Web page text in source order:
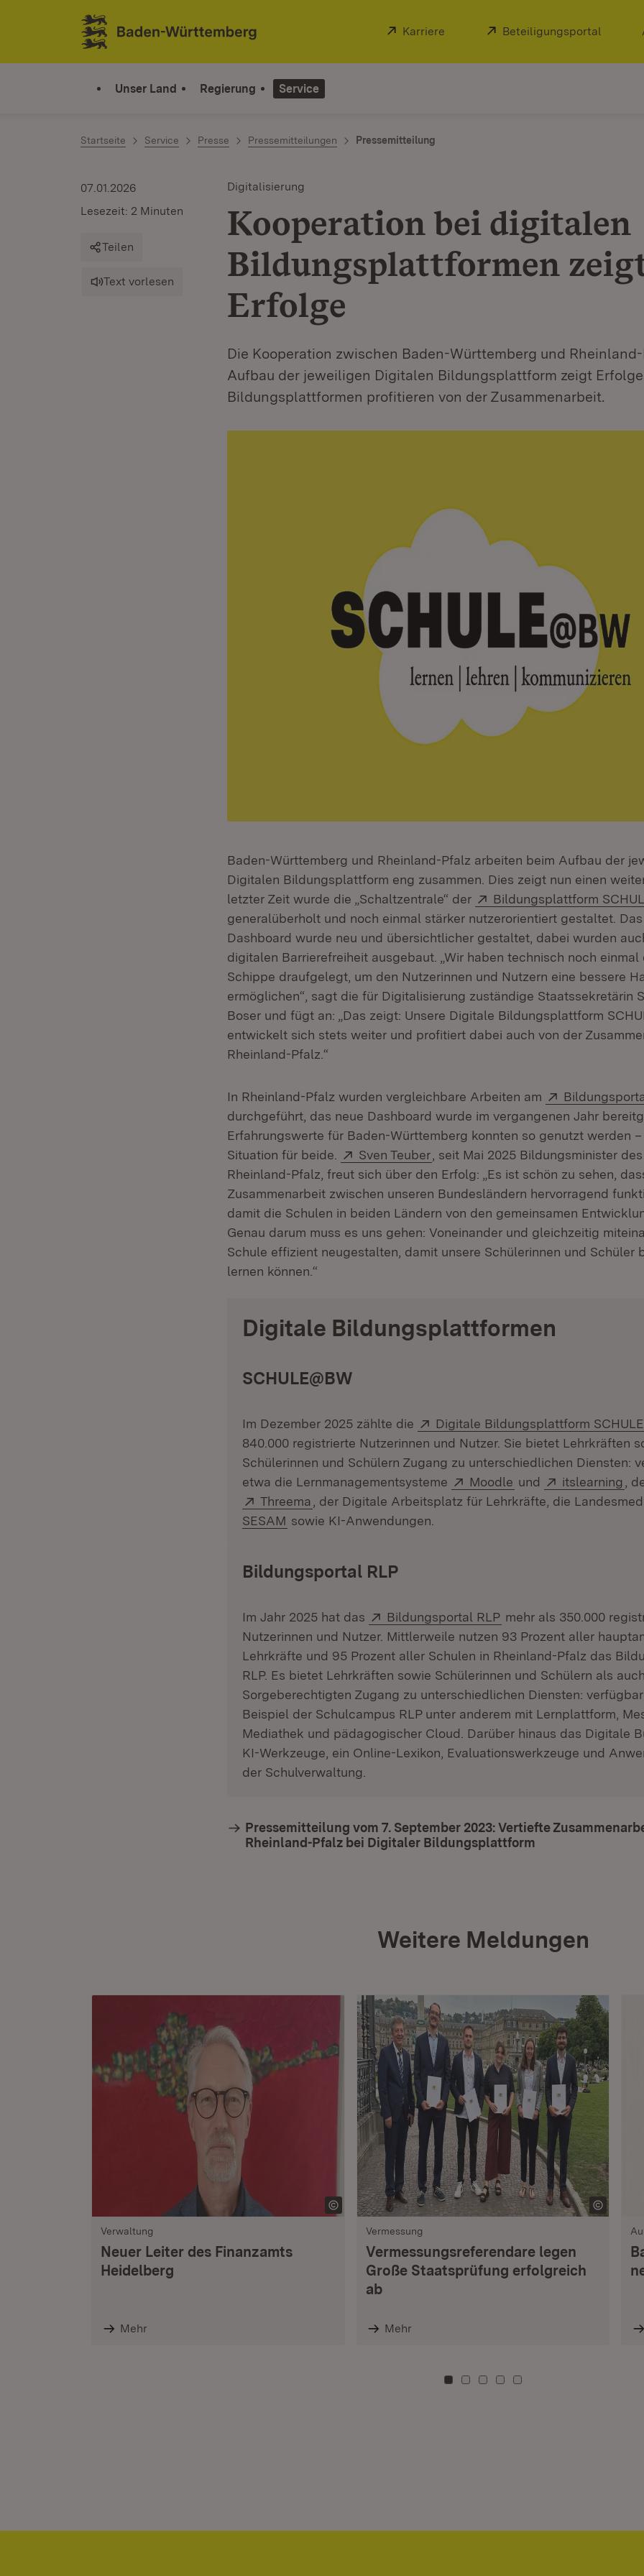
Zum Inhalt springen
Link zur Startseite
Extern:
Karriere (Öffnet in neuem Fenster)
Extern:
Beteiligungsportal
Unser Land Regierung Service
Startseite Service Presse Pressemitteilungen Pressemitteilung
Digitalisierung
Kooperation bei digitalen
Bildungsplattformen
Erfolge
Die Kooperation zwischen Baden-Württemberg und
Aufbau der jeweiligen Digitalen Bildungsplattform zeigt
Bildungsplattformen profitieren von der Zusammenarbeit.
07.01.2026
Lesezeit: 2 Minuten
Teilen
Text vorlesen
Baden-Württemberg und Rheinland-Pfalz arbeiten beim Aufbau der
Digitalen Bildungsplattform eng zusammen. Dies zeigt nun einen
letzter Zeit wurde die „Schaltzentrale“ der
Extern:
Bildungsplattform
generalüberholt und noch einmal stärker nutzerorientiert gestaltet.
Dashboard wurde neu und übersichtlicher gestaltet, dabei wurden
digitalen Barrierefreiheit ausgebaut. „Wir haben technisch noch einmal
Schippe draufgelegt, um den Nutzerinnen und Nutzern eine bessere
ermöglichen“, sagt die für Digitalisierung zuständige Staatssekretärin
Boser und fügt an: „Das zeigt: Unsere Digitale Bildungsplattform
entwickelt sich stets weiter und profitiert dabei auch von der
Rheinland-Pfalz.“
In Rheinland-Pfalz wurden vergleichbare Arbeiten am Extern:
durchgeführt, das neue Dashboard wurde im vergangenen Jahr
Erfahrungswerte für Baden-Württemberg konnten so genutzt werden
Situation für beide.
Extern:
Sven Teuber (Öffnet in neuem Fenster)
, seit Mai 2025 Bildungsminister
Rheinland-Pfalz, freut sich über den Erfolg: „Es ist schön zu sehen,
Zusammenarbeit zwischen unseren Bundesländern hervorragend
damit die Schulen in beiden Ländern von den gemeinsamen
Genau darum muss es uns gehen: Voneinander und gleichzeitig
Schule effizient neugestalten, damit unsere Schülerinnen und Schüler
lernen können.“
Digitale Bildungsplattformen
SCHULE@BW
Im Dezember 2025 zählte die Extern:
Digitale Bildungsplattform
840.000 registrierte Nutzerinnen und Nutzer. Sie bietet Lehrkräften
Schülerinnen und Schülern Zugang zu unterschiedlichen Diensten:
etwa die Lernmanagementsysteme
Extern:
Moodle (Öffnet in neuem
und Extern:
itslearning
,
Extern:
Threema (Öffnet in neuem Fenster)
, der Digitale Arbeitsplatz für Lehrkräfte, die
SESAM (Öffnet in neuem Fenster)
sowie KI-Anwendungen.
Bildungsportal RLP
Im Jahr 2025 hat das Extern:
Bildungsportal RLP (Öffnet in neuem
mehr als 350.000
Nutzerinnen und Nutzer. Mittlerweile nutzen 93 Prozent aller
Lehrkräfte und 95 Prozent aller Schulen in Rheinland-Pfalz das
RLP. Es bietet Lehrkräften sowie Schülerinnen und Schülern als auch
Sorgeberechtigten Zugang zu unterschiedlichen Diensten:
Beispiel der Schulcampus RLP unter anderem mit Lernplattform,
Mediathek und pädagogischer Cloud. Darüber hinaus das Digitale
KI-Werkzeuge, ein Online-Lexikon, Evaluationswerkzeuge und
der Schulverwaltung.
Pressemitteilung vom 7. September 2023: Vertiefte
Rheinland-Pfalz bei Digitaler Bildungsplattform
Weitere Meldungen
Verwaltung
Neuer Leiter des Finanzamts
Heidelberg
Mehr
Vermessung
Vermessungsreferendare legen
Große Staatsprüfung erfolgreich
ab
Mehr
Zu Kachel: 0
Zu Kachel: 3
Zu Kachel: 6
Zu Kachel: 9
Zu Kachel: 12